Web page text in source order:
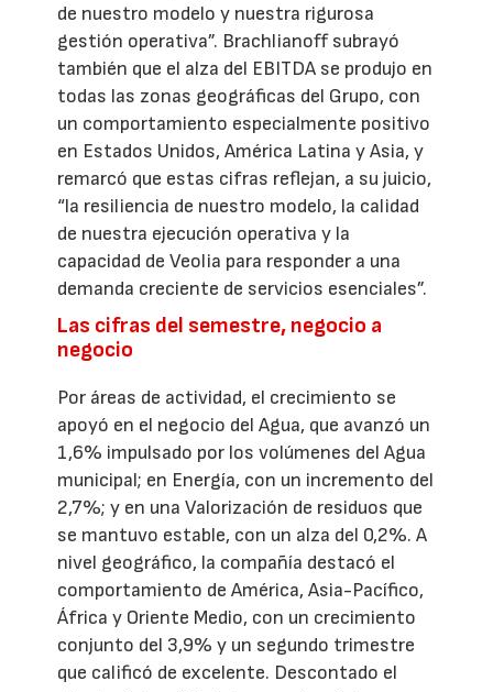
de nuestro modelo y nuestra rigurosa
gestión operativa”. Brachlianoff subrayó
también que el alza del EBITDA se produjo en
todas las zonas geográficas del Grupo, con
un comportamiento especialmente positivo
en Estados Unidos, América Latina y Asia, y
remarcó que estas cifras reflejan, a su juicio,
“la resiliencia de nuestro modelo, la calidad
de nuestra ejecución operativa y la
capacidad de Veolia para responder a una
demanda creciente de servicios esenciales”.
Las cifras del semestre, negocio a
negocio
Por áreas de actividad, el crecimiento se
apoyó en el negocio del Agua, que avanzó un
1,6% impulsado por los volúmenes del Agua
municipal; en Energía, con un incremento del
2,7%; y en una Valorización de residuos que
se mantuvo estable, con un alza del 0,2%. A
nivel geográfico, la compañía destacó el
comportamiento de América, Asia-Pacífico,
África y Oriente Medio, con un crecimiento
conjunto del 3,9% y un segundo trimestre
que calificó de excelente. Descontado el